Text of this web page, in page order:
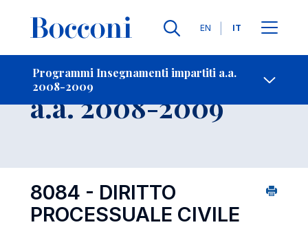
Lingue
EN IT
Programmi Insegnamenti impartiti a.a.
2008-2009
-
Insegnamento
a.a. 2008-2009
8084 - DIRITTO
PROCESSUALE CIVILE